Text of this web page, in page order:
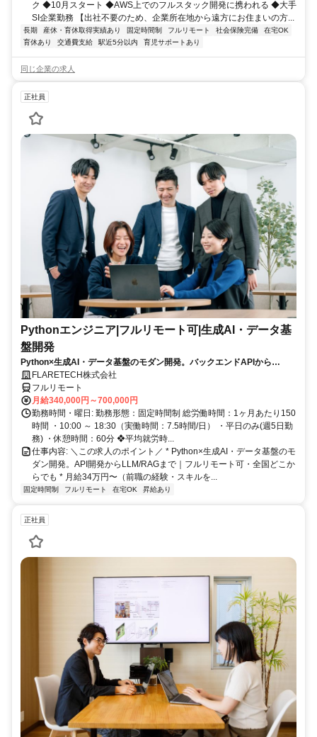
ク ◆10月スタート ◆AWS上でのフルスタック開発に携われる ◆大手
SI企業勤務 【出社不要のため、企業所在地から遠方にお住まいの方...
長期 産休・育休取得実績あり 固定時間制 フルリモート 社会保険完備
在宅OK
育休あり
交通費支給 駅近5分以内 育児サポートあり
同じ企業の求人
正社員
Pythonエンジニア|フルリモート可|生成AI・データ基
盤開発
Python×生成AI・データ基盤のモダン開発。バックエンドAPIから
LLM/RAG・データ活用まで、AI駆動開発が日常のチームで。残業月10h
以下・年休123日・フルリモート可。
FLARETECH株式会社
フルリモート
月給340,000円～700,000円
勤務時間・曜日: 勤務形態：固定時間制 総労働時間：1ヶ月あたり150
時間 ・10:00 ～ 18:30（実働時間：7.5時間/日） ・平日のみ(週5日勤
務) ・休憩時間：60分 ❖平均就労時...
仕事内容: ＼この求人のポイント／ * Python×生成AI・データ基盤のモ
ダン開発。API開発からLLM/RAGまで｜フルリモート可・全国どこか
らでも * 月給34万円〜（前職の経験・スキルを...
固定時間制 フルリモート 在宅OK 昇給あり
正社員